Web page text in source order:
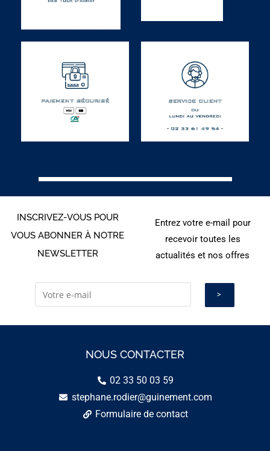
INSCRIVEZ-VOUS POUR
VOUS ABONNER À NOTRE
NEWSLETTER
Entrez votre e-mail pour
recevoir toutes les
actualités et nos offres
NOUS CONTACTER
02 33 50 03 59
stephane.rodier@guinement.com
Formulaire de contact